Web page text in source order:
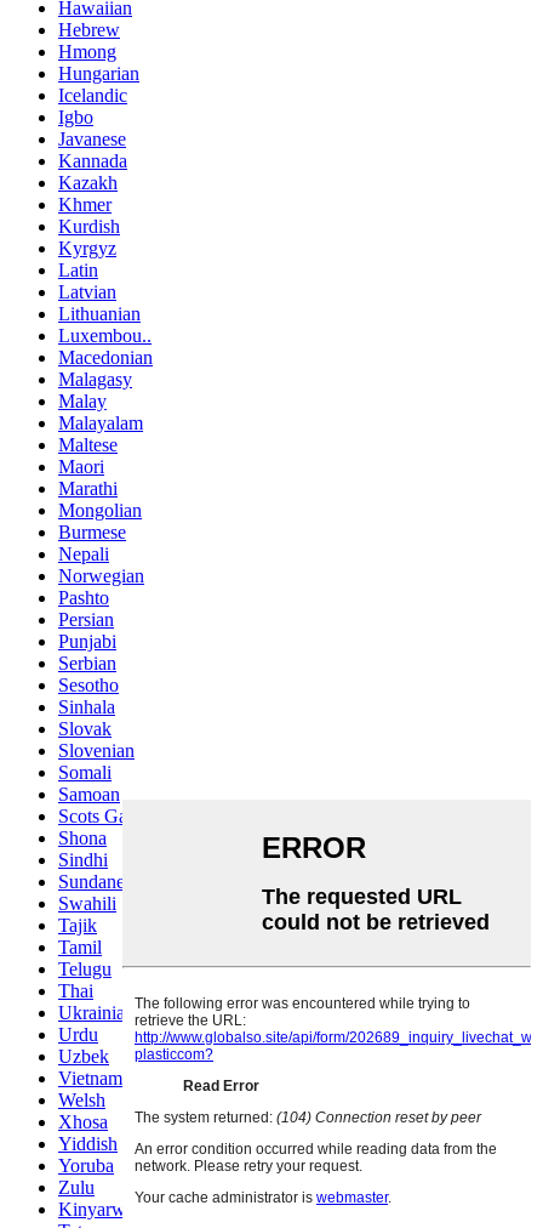
Hawaiian
Hebrew
Hmong
Hungarian
Icelandic
Igbo
Javanese
Kannada
Kazakh
Khmer
Kurdish
Kyrgyz
Latin
Latvian
Lithuanian
Luxembou..
Macedonian
Malagasy
Malay
Malayalam
Maltese
Maori
Marathi
Mongolian
Burmese
Nepali
Norwegian
Pashto
Persian
Punjabi
Serbian
Sesotho
Sinhala
Slovak
Slovenian
Somali
Samoan
Scots Gaelic
Shona
Sindhi
Sundanese
Swahili
Tajik
Tamil
Telugu
Thai
Ukrainian
Urdu
Uzbek
Vietnamese
Welsh
Xhosa
Yiddish
Yoruba
Zulu
Kinyarwanda